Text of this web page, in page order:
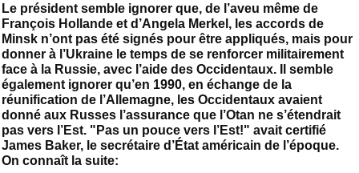
Le président semble ignorer que, de l’aveu même de
François Hollande et d’Angela Merkel, les accords de
Minsk n’ont pas été signés pour être appliqués, mais pour
donner à l’Ukraine le temps de se renforcer militairement
face à la Russie, avec l’aide des Occidentaux. Il semble
également ignorer qu’en 1990, en échange de la
réunification de l’Allemagne, les Occidentaux avaient
donné aux Russes l’assurance que l’Otan ne s’étendrait
pas vers l’Est. "Pas un pouce vers l’Est!" avait certifié
James Baker, le secrétaire d’État américain de l’époque.
On connaît la suite: